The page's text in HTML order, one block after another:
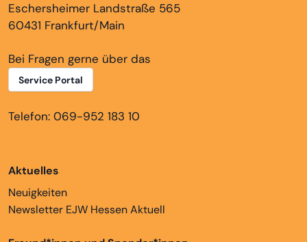
Eschersheimer Landstraße 565
60431 Frankfurt/Main
Bei Fragen gerne über das
Service Portal
Telefon: 069-952 183 10
Aktuelles
Neuigkeiten
Newsletter EJW Hessen Aktuell